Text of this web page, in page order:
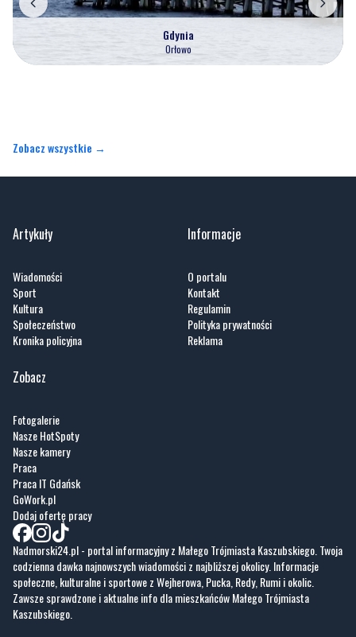
Artykuły
Sport
Kronika policyjna
Informacje
Kontakt
Reklama
Zobacz
Nasze HotSpoty
Praca IT Gdańsk
GoWork.pl
Dodaj ofertę pracy
Nadmorski24.pl - portal informacyjny z Małego Trójmiasta Kaszubskiego. Twoja
codzienna dawka najnowszych wiadomości z najbliższej okolicy. Informacje
społeczne, kulturalne i sportowe z Wejherowa, Pucka, Redy, Rumi i okolic.
Zawsze sprawdzone i aktualne info dla mieszkańców Małego Trójmiasta
Kaszubskiego.